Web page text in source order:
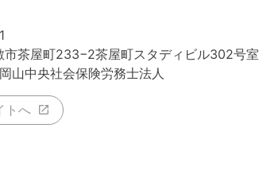
市茶屋町233−2茶屋町スタディビル302号室
山中央社会保険労務士法人
トへ